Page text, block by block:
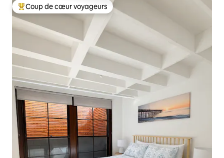
Coup de cœur voyageurs parmi les plus aimés
Coup de cœur voyageurs